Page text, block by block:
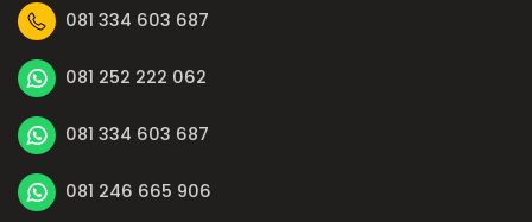
081 334 603 687
081 252 222 062
081 334 603 687
081 246 665 906